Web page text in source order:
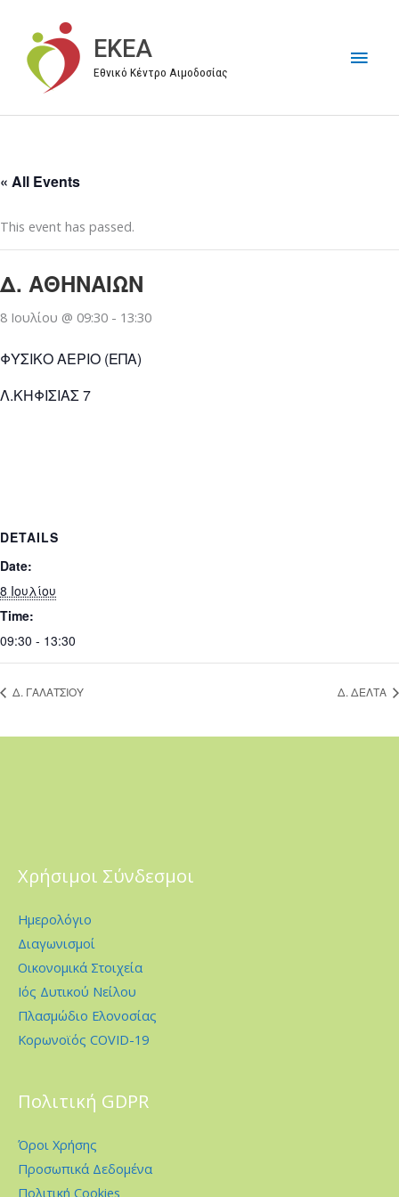
περιεχόμενο
EKEA
Εθνικό Κέντρο Αιμοδοσίας
« All Events
This event has passed.
Δ. ΑΘΗΝΑΙΩΝ
8 Ιουλίου @ 09:30 - 13:30
ΦΥΣΙΚΟ ΑΕΡΙΟ (ΕΠΑ)
Λ.ΚΗΦΙΣΙΑΣ 7
DETAILS
Date:
8 Ιουλίου
Time:
09:30 - 13:30
Δ. ΓΑΛΑΤΣΙΟΥ Δ. ΔΕΛΤΑ
Χρήσιμοι Σύνδεσμοι
Ημερολόγιο
Διαγωνισμοί
Οικονομικά Στοιχεία
Ιός Δυτικού Νείλου
Πλασμώδιο Ελονοσίας
Κορωνοϊός COVID-19
Πολιτική GDPR
Όροι Χρήσης
Προσωπικά Δεδομένα
Πολιτική Cookies